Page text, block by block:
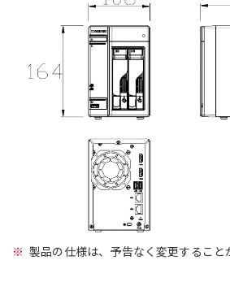
製品の仕様は、予告なく変更すること